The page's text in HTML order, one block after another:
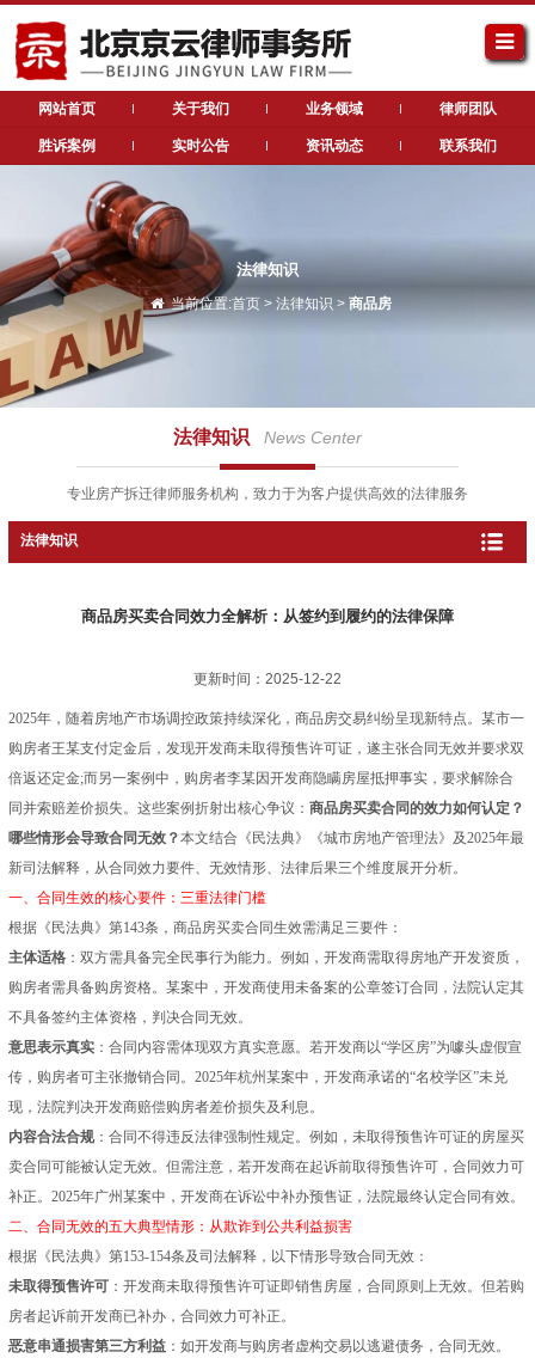
网站首页 关于我们 业务领域 律师团队
胜诉案例 实时公告 资讯动态 联系我们
法律知识
当前位置:首页> 法律知识 > 商品房
法律知识 News Center
专业房产拆迁律师服务机构，致力于为客户提供高效的法律服务
法律知识
商品房买卖合同效力全解析：从签约到履约的法律保障
更新时间：2025-12-22
2025年，随着房地产市场调控政策持续深化，商品房交易纠纷呈现新特点。某市一
购房者王某支付定金后，发现开发商未取得预售许可证，遂主张合同无效并要求双
倍返还定金;而另一案例中，购房者李某因开发商隐瞒房屋抵押事实，要求解除合
同并索赔差价损失。这些案例折射出核心争议： 商品房买卖合同的效力如何认定？
哪些情形会导致合同无效？本文结合《民法典》《城市房地产管理法》及2025年最
新司法解释，从合同效力要件、无效情形、法律后果三个维度展开分析。
一、合同生效的核心要件：三重法律门槛
根据《民法典》第143条，商品房买卖合同生效需满足三要件：
主体适格：双方需具备完全民事行为能力。例如，开发商需取得房地产开发资质，
购房者需具备购房资格。某案中，开发商使用未备案的公章签订合同，法院认定其
不具备签约主体资格，判决合同无效。
意思表示真实：合同内容需体现双方真实意愿。若开发商以“学区房”为噱头虚假宣
传，购房者可主张撤销合同。2025年杭州某案中，开发商承诺的“名校学区”未兑
现，法院判决开发商赔偿购房者差价损失及利息。
内容合法合规：合同不得违反法律强制性规定。例如，未取得预售许可证的房屋买
卖合同可能被认定无效。但需注意，若开发商在起诉前取得预售许可，合同效力可
补正。2025年广州某案中，开发商在诉讼中补办预售证，法院最终认定合同有效。
二、合同无效的五大典型情形：从欺诈到公共利益损害
根据《民法典》第153-154条及司法解释，以下情形导致合同无效：
未取得预售许可：开发商未取得预售许可证即销售房屋，合同原则上无效。但若购
房者起诉前开发商已补办，合同效力可补正。
恶意串通损害第三方利益：如开发商与购房者虚构交易以逃避债务，合同无效。